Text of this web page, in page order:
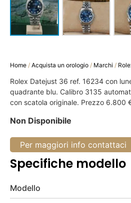
Home / Acquista un orologio / Marchi /
Rolex Datejust 36 ref. 16234 con
quadrante blu. Calibro 3135
con scatola originale. Prezzo 6.800
Non Disponibile
Per maggiori info contattaci
Specifiche modello
Modello